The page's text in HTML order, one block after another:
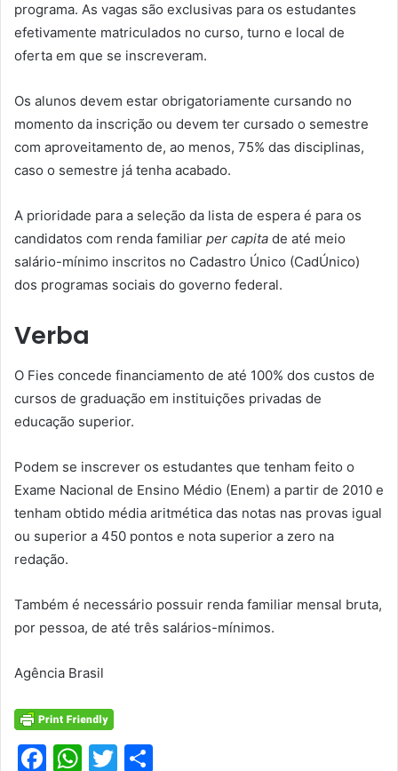
programa. As vagas são exclusivas para os estudantes
efetivamente matriculados no curso, turno e local de
oferta em que se inscreveram.
Os alunos devem estar obrigatoriamente cursando no
momento da inscrição ou devem ter cursado o semestre
com aproveitamento de, ao menos, 75% das disciplinas,
caso o semestre já tenha acabado.
A prioridade para a seleção da lista de espera é para os
candidatos com renda familiar per capita de até meio
salário-mínimo inscritos no Cadastro Único (CadÚnico)
dos programas sociais do governo federal.
Verba
O Fies concede financiamento de até 100% dos custos de
cursos de graduação em instituições privadas de
educação superior.
Podem se inscrever os estudantes que tenham feito o
Exame Nacional de Ensino Médio (Enem) a partir de 2010 e
tenham obtido média aritmética das notas nas provas igual
ou superior a 450 pontos e nota superior a zero na
redação.
Também é necessário possuir renda familiar mensal bruta,
por pessoa, de até três salários-mínimos.
Agência Brasil
F
W T